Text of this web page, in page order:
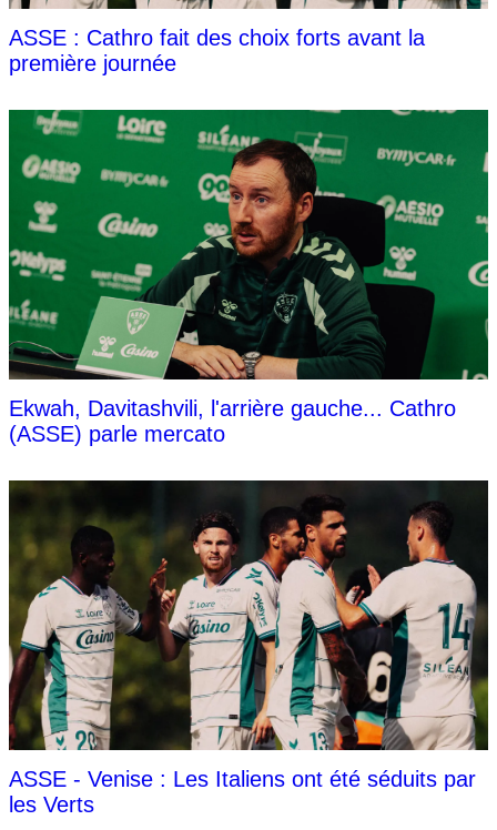
ASSE : Cathro fait des choix forts avant la
première journée
Ekwah, Davitashvili, l'arrière gauche... Cathro
(ASSE) parle mercato
ASSE - Venise : Les Italiens ont été séduits par
les Verts